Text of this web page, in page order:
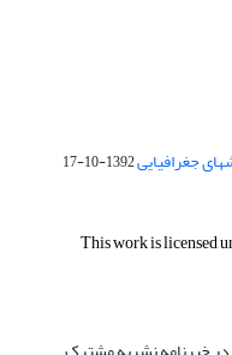
1392-10-17
This work is licensed